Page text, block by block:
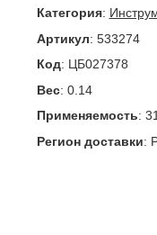
Категория:
Артикул: 533274
Код: ЦБ027378
Вес: 0.14
Применяемость:
Регион доставки: